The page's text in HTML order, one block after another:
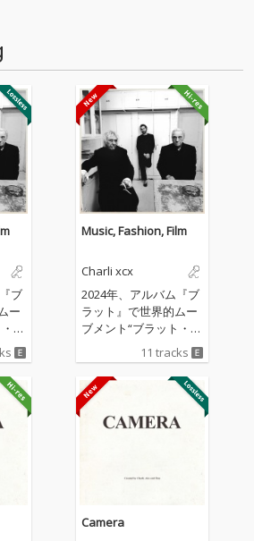
スラインも強調され
んどの楽曲はダンサブ
ブ
ー
サ
、音
イ
ャ
代
Music, Fashion, Film
Charli xcx
2024年、アルバム『ブ
ラット』で世界的ムー
ブメント“ブラット・サ
マー”を巻き起こし、音
楽やファッション、イ
ンターネットカルチャ
ーを横断しながら時代
そのものを塗り替えた
チャーリーxcxが最新
ム』をリリース！ “ブ
を告げたチャーリーｘ
ｃｘの新しい時代は何
11 tracks
Camera